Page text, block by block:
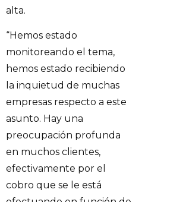
alta.
“Hemos estado
monitoreando el tema,
hemos estado recibiendo
la inquietud de muchas
empresas respecto a este
asunto. Hay una
preocupación profunda
en muchos clientes,
efectivamente por el
cobro que se le está